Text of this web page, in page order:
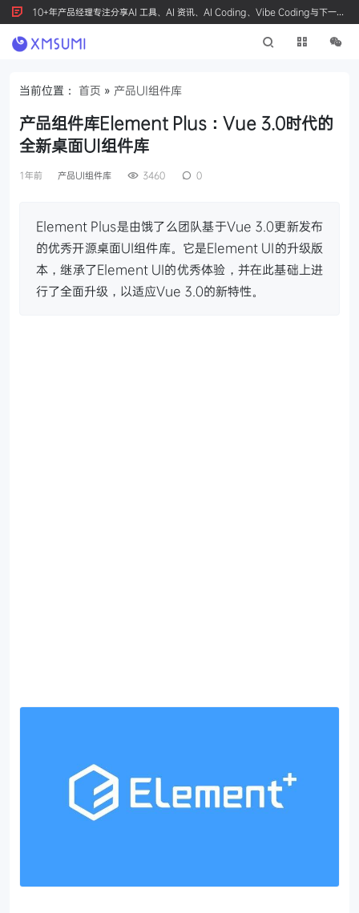
10+年产品经理专注分享AI 工具、AI 资讯、AI Coding、Vibe Coding与下一代
产品创新，按 Ctrl+D 收藏我们
当前位置： 首页 » 产品UI组件库
产品组件库Element Plus：Vue 3.0时代的
全新桌面UI组件库
1年前 产品UI组件库 3460 0
Element Plus是由饿了么团队基于Vue 3.0更新发布
的优秀开源桌面UI组件库。它是Element UI的升级版
本，继承了Element UI的优秀体验，并在此基础上进
行了全面升级，以适应Vue 3.0的新特性。